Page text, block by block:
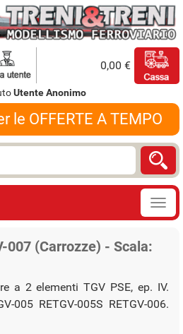
0,00 €
Utente Anonimo
le OFFERTE A TEMPO
007 (Carrozze) - Scala:
a 2 elementi TGV PSE, ep. IV.
005 RETGV-005S RETGV-006.